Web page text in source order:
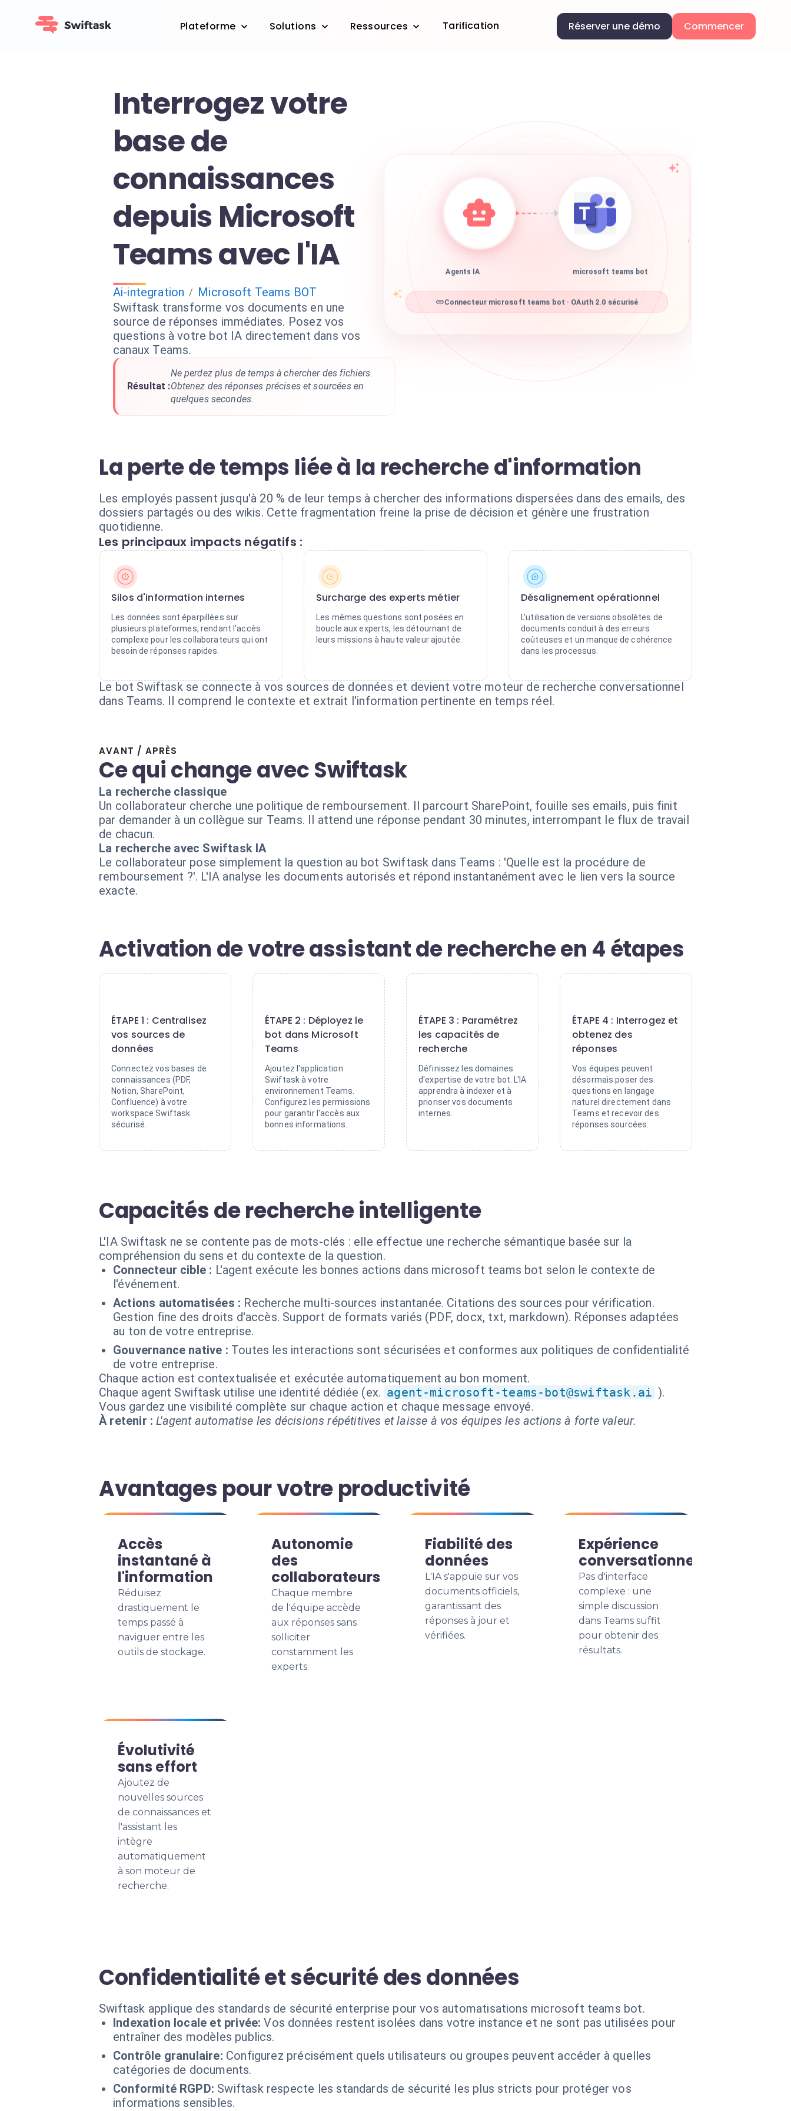
Plateforme Solutions Ressources Tarification Réserver une démo Commencer
Interrogez votre
base de
connaissances
depuis Microsoft
Teams avec l'IA
Ai-integration / Microsoft Teams BOT
Swiftask transforme vos documents en une
source de réponses immédiates. Posez vos
questions à votre bot IA directement dans vos
canaux Teams.
Résultat :
Ne perdez plus de temps à chercher des fichiers.
Obtenez des réponses précises et sourcées en
quelques secondes.
Agents IA microsoft teams bot
Connecteur microsoft teams bot · OAuth 2.0 sécurisé
La perte de temps liée à la recherche d'information
Les employés passent jusqu'à 20 % de leur temps à chercher des informations dispersées dans des emails, des
dossiers partagés ou des wikis. Cette fragmentation freine la prise de décision et génère une frustration
quotidienne.
Les principaux impacts négatifs :
Silos d'information internes
Les données sont éparpillées sur
plusieurs plateformes, rendant l'accès
complexe pour les collaborateurs qui ont
besoin de réponses rapides.
Surcharge des experts métier
Les mêmes questions sont posées en
boucle aux experts, les détournant de
leurs missions à haute valeur ajoutée.
Désalignement opérationnel
L'utilisation de versions obsolètes de
documents conduit à des erreurs
coûteuses et un manque de cohérence
dans les processus.
Le bot Swiftask se connecte à vos sources de données et devient votre moteur de recherche conversationnel
dans Teams. Il comprend le contexte et extrait l'information pertinente en temps réel.
AVANT / APRÈS
Ce qui change avec Swiftask
La recherche classique
Un collaborateur cherche une politique de remboursement. Il parcourt SharePoint, fouille ses emails, puis finit
par demander à un collègue sur Teams. Il attend une réponse pendant 30 minutes, interrompant le flux de travail
de chacun.
La recherche avec Swiftask IA
Le collaborateur pose simplement la question au bot Swiftask dans Teams : 'Quelle est la procédure de
remboursement ?'. L'IA analyse les documents autorisés et répond instantanément avec le lien vers la source
exacte.
Activation de votre assistant de recherche en 4 étapes
ÉTAPE 1 : Centralisez
vos sources de
données
Connectez vos bases de
connaissances (PDF,
Notion, SharePoint,
Confluence) à votre
workspace Swiftask
sécurisé.
ÉTAPE 2 : Déployez le
bot dans Microsoft
Teams
Ajoutez l'application
Swiftask à votre
environnement Teams.
Configurez les permissions
pour garantir l'accès aux
bonnes informations.
ÉTAPE 3 : Paramétrez
les capacités de
recherche
Définissez les domaines
d'expertise de votre bot. L'IA
apprendra à indexer et à
prioriser vos documents
internes.
ÉTAPE 4 : Interrogez et
obtenez des
réponses
Vos équipes peuvent
désormais poser des
questions en langage
naturel directement dans
Teams et recevoir des
réponses sourcées.
Capacités de recherche intelligente
L'IA Swiftask ne se contente pas de mots-clés : elle effectue une recherche sémantique basée sur la
compréhension du sens et du contexte de la question.
Connecteur cible : L'agent exécute les bonnes actions dans microsoft teams bot selon le contexte de
l'événement.
Actions automatisées : Recherche multi-sources instantanée. Citations des sources pour vérification.
Gestion fine des droits d'accès. Support de formats variés (PDF, docx, txt, markdown). Réponses adaptées
au ton de votre entreprise.
Gouvernance native : Toutes les interactions sont sécurisées et conformes aux politiques de confidentialité
de votre entreprise.
Chaque action est contextualisée et exécutée automatiquement au bon moment.
Chaque agent Swiftask utilise une identité dédiée (ex. agent-microsoft-teams-bot@swiftask.ai ).
Vous gardez une visibilité complète sur chaque action et chaque message envoyé.
À retenir : L'agent automatise les décisions répétitives et laisse à vos équipes les actions à forte valeur.
Avantages pour votre productivité
Accès
instantané à
l'information
Réduisez
drastiquement le
temps passé à
naviguer entre les
outils de stockage.
Autonomie
des
collaborateurs
Chaque membre
de l'équipe accède
aux réponses sans
solliciter
constamment les
experts.
Fiabilité des
données
L'IA s'appuie sur vos
documents officiels,
garantissant des
réponses à jour et
vérifiées.
Expérience
conversationnelle
Pas d'interface
complexe : une
simple discussion
dans Teams suffit
pour obtenir des
résultats.
Évolutivité
sans effort
Ajoutez de
nouvelles sources
de connaissances et
l'assistant les
intègre
automatiquement
à son moteur de
recherche.
Confidentialité et sécurité des données
Swiftask applique des standards de sécurité enterprise pour vos automatisations microsoft teams bot.
Indexation locale et privée: Vos données restent isolées dans votre instance et ne sont pas utilisées pour
entraîner des modèles publics.
Contrôle granulaire: Configurez précisément quels utilisateurs ou groupes peuvent accéder à quelles
catégories de documents.
Conformité RGPD: Swiftask respecte les standards de sécurité les plus stricts pour protéger vos
informations sensibles.